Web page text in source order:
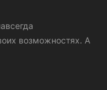
возможностях. А